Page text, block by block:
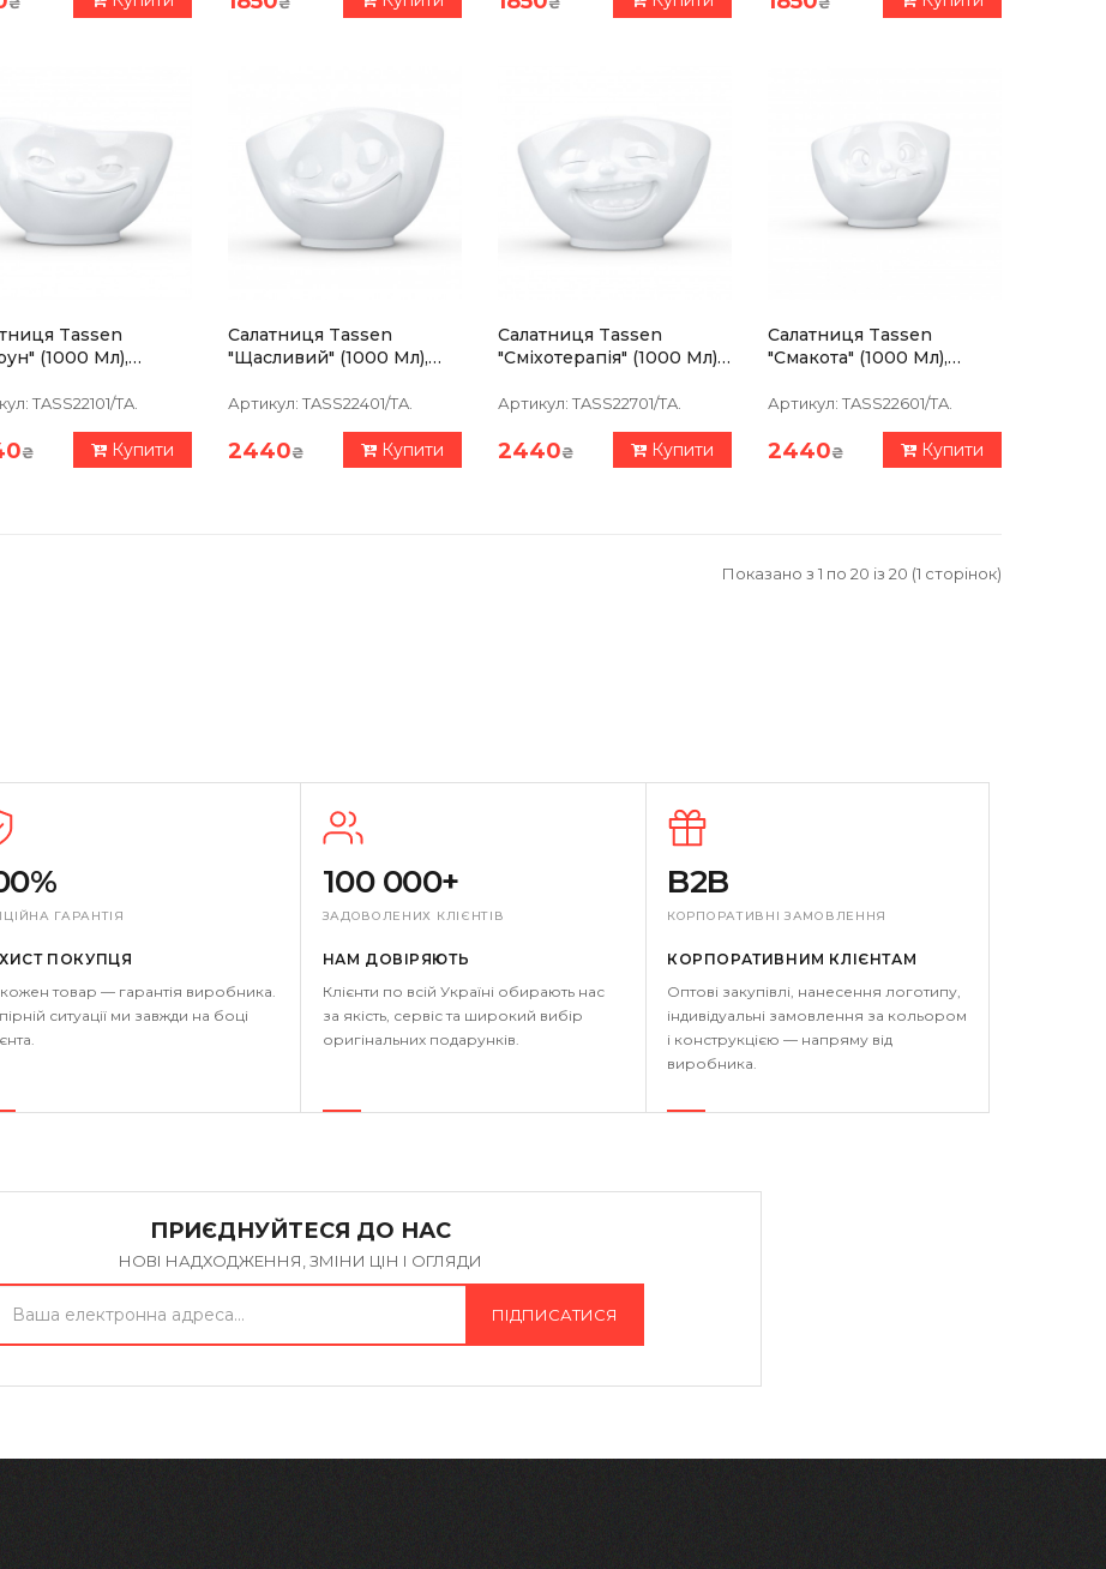
Tassen
(1000 Мл),
TASS22101/TA.
₴ Купити
Салатниця Tassen
"Щасливий" (1000 Мл),
Артикул: TASS22401/TA.
2440₴ Купити
Салатниця Tassen
"Сміхотерапія" (1000 Мл),
Артикул: TASS22701/TA.
2440₴ Купити
Салатниця Tassen
"Смакота" (1000 Мл),
Артикул: TASS22601/TA.
2440₴ Купити
Показано з 1 по 20 із 20 (1 сторінок)
ГАРАНТІЯ
ПОКУПЦЯ
товар — гарантія виробника.
ситуації ми завжди на боці
100 000+
ЗАДОВОЛЕНИХ КЛІЄНТІВ
НАМ ДОВІРЯЮТЬ
Клієнти по всій Україні обирають нас
за якість, сервіс та широкий вибір
оригінальних подарунків.
B2B
КОРПОРАТИВНІ ЗАМОВЛЕННЯ
КОРПОРАТИВНИМ КЛІЄНТАМ
Оптові закупівлі, нанесення логотипу,
індивідуальні замовлення за кольором
і конструкцією — напряму від
виробника.
ПРИЄДНУЙТЕСЯ ДО НАС
НОВІ НАДХОДЖЕННЯ, ЗМІНИ ЦІН І ОГЛЯДИ
ПІДПИСАТИСЯ